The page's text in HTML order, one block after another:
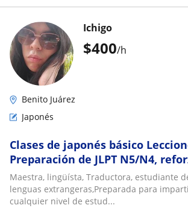
$400/h
Ichigo
Benito Juárez
Japonés
Clases de japonés básico
Preparación de JLPT N5/N4,
idioma o aprendizaje
Maestra, lingüísta, Traductora, estudiante
lenguas extrangeras,Preparada para
cualquier nivel de estud...